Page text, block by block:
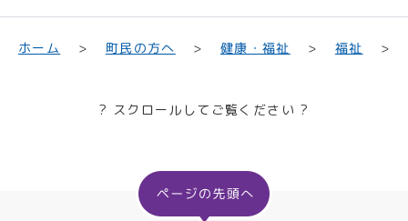
ホーム 町民の方へ 健康・福祉 福祉
? スクロールしてご覧ください ?